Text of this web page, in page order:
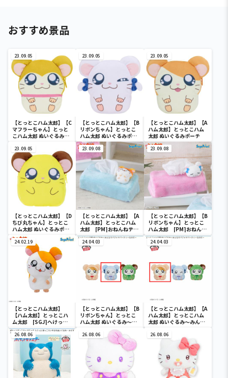
おすすめ景品
23.09.05
【とっとこハム太郎】【C
マフラーちゃん】とっと
こハム太郎 ぬいぐるみポ
23.09.05
【とっとこハム太郎】【B
リボンちゃん】とっとこ
ハム太郎 ぬいぐるみポー
チ
23.09.05
【とっとこハム太郎】【A
ハム太郎】とっとこハム
太郎 ぬいぐるみポーチ
23.09.05
【とっとこハム太郎】【D
ちび丸ちゃん】とっとこ
ハム太郎 ぬいぐるみポー
チ
23.09.08
【とっとこハム太郎】【A
ハム太郎】とっとこハム
太郎 [PM]おねんねティ
ッシュボックスカバー
23.09.08
【とっとこハム太郎】【B
リボンちゃん】とっとこ
ハム太郎 [PM]おねんね
ティッシュボックスカバ
ー
24.02.19
【とっとこハム太郎】
【ハム太郎】とっとこハ
ム太郎 [SGJ]へけっぬ
いぐるみ
24.04.03
【とっとこハム太郎】【B
リボンちゃん】とっとこ
ハム太郎 ぬいぐるみ～み
んなでパジャマパーティ
ーなのだ～
24.04.03
【とっとこハム太郎】【A
ハム太郎】とっとこハム
太郎 ぬいぐるみ～みんな
のだ～
26.08.06 26.08.06 26.08.06